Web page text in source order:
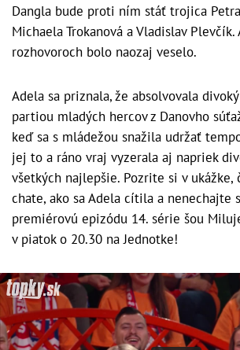
Dangla bude proti ním stáť trojica
Michaela Trokanová a Vladislav
rozhovoroch bolo naozaj veselo.
Adela sa priznala, že absolvovala
partiou mladých hercov z Danovho
keď sa s mládežou snažila udržať
jej to a ráno vraj vyzerala aj napriek
všetkých najlepšie. Pozrite si v ukážke,
chate, ako sa Adela cítila a nenechajte
premiérovú epizódu 14. série šou
v piatok o 20.30 na Jednotke!